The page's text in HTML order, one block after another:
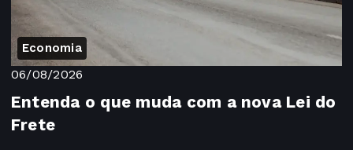
Economia
06/08/2026
Entenda o que muda com a nova Lei do
Frete